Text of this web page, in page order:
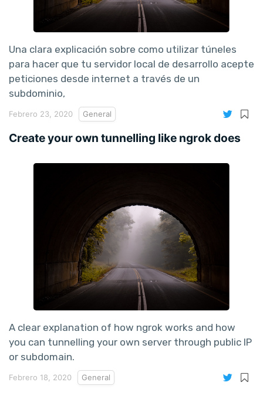
Una clara explicación sobre como utilizar túneles
para hacer que tu servidor local de desarrollo acepte
peticiones desde internet a través de un
subdominio,
Febrero 23, 2020 General
Create your own tunnelling like ngrok does
A clear explanation of how ngrok works and how
you can tunnelling your own server through public IP
or subdomain.
Febrero 18, 2020 General